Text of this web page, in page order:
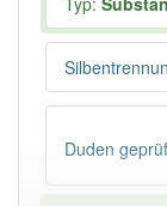
Duden